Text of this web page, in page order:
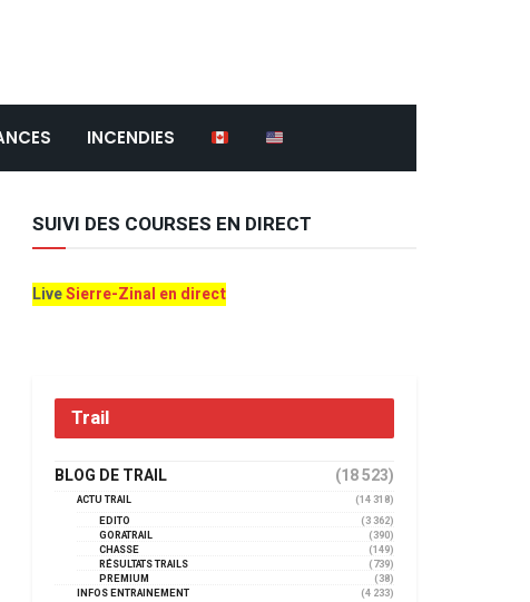
INCENDIES
SUIVI DES COURSES EN DIRECT
LiveSierre-Zinal en direct
Trail
BLOG DE TRAIL (18 523)
ACTU TRAIL
(14 318)
EDITO
(3 362)
GORATRAIL
(390)
CHASSE
(149)
RÉSULTATS TRAILS
(739)
PREMIUM
(38)
INFOS ENTRAINEMENT
(4 233)